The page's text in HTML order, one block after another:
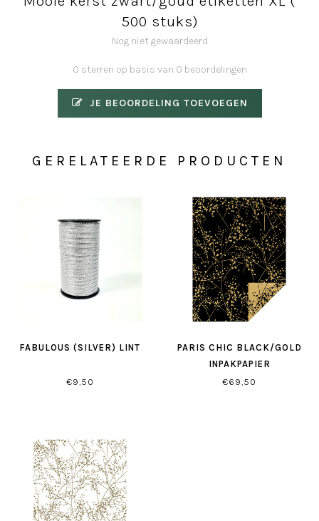
500 stuks)
Nog niet gewaardeerd
0 sterren op basis van 0 beoordelingen
JE BEOORDELING TOEVOEGEN
GERELATEERDE PRODUCTEN
FABULOUS (SILVER) LINT
€9,50
PARIS CHIC BLACK/GOLD
INPAKPAPIER
€69,50